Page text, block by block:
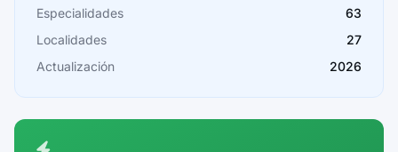
Cantabria
Castellón
Especialidades
63
Localidades
27
Actualización
2026